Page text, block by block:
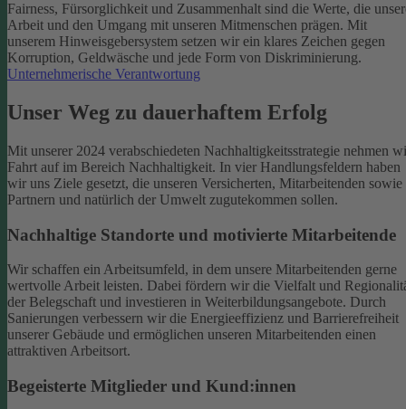
Fairness, Fürsorglichkeit und Zusammenhalt sind die Werte, die
Arbeit und den Umgang mit unseren Mitmenschen prägen. Mit
unserem Hinweisgebersystem setzen wir ein klares Zeichen gegen
Korruption, Geldwäsche und jede Form von Diskriminierung.
Unternehmerische Verantwortung
Unser Weg zu dauerhaftem Erfolg
Mit unserer 2024 verabschiedeten Nachhaltigkeitsstrategie nehmen
Fahrt auf im Bereich Nachhaltigkeit. In vier Handlungsfeldern haben
wir uns Ziele gesetzt, die unseren Versicherten, Mitarbeitenden sowie
Partnern und natürlich der Umwelt zugutekommen sollen.
Nachhaltige Standorte und motivierte Mitarbeitende
Wir schaffen ein Arbeitsumfeld, in dem unsere Mitarbeitenden gerne
wertvolle Arbeit leisten. Dabei fördern wir die Vielfalt und
der Belegschaft und investieren in Weiterbildungsangebote. Durch
Sanierungen verbessern wir die Energieeffizienz und Barrierefreiheit
unserer Gebäude und ermöglichen unseren Mitarbeitenden einen
attraktiven Arbeitsort.
Begeisterte Mitglieder und Kund:innen